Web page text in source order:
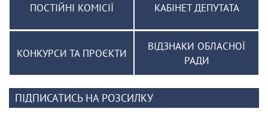
ПОСТІЙНІ КОМІСІЇ КАБІНЕТ ДЕПУТАТА
КОНКУРСИ ТА ПРОЄКТИ
ВІДЗНАКИ ОБЛАСНОЇ
РАДИ
ПІДПИСАТИСЬ НА РОЗСИЛКУ